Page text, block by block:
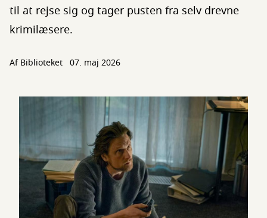
til at rejse sig og tager pusten fra selv drevne
krimilæsere.
Af Biblioteket 07. maj 2026